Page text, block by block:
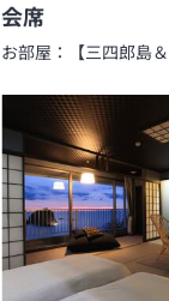
会席
お部屋： 【三四郎島